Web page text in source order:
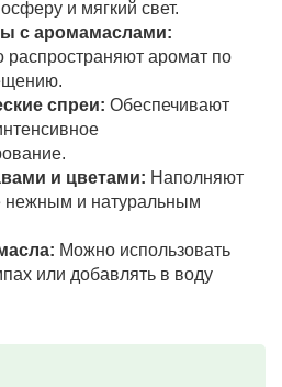
и мягкий свет.
с аромамаслами:
распространяют аромат по
спреи: Обеспечивают
и цветами: Наполняют
и натуральным
Можно использовать
или добавлять в воду